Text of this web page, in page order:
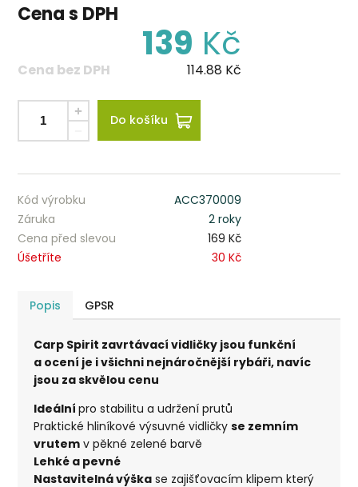
Cena s DPH
139 Kč
Cena bez DPH 114.88 Kč
Do košíku
Kód výrobku
ACC370009
Záruka
2 roky
Cena před slevou
169 Kč
Úšetříte
30 Kč
Popis GPSR
Carp Spirit zavrtávací vidličky jsou funkční
a ocení je i všichni nejnáročnější rybáři, navíc
jsou za skvělou cenu
Ideálnípro stabilitu a udržení prutů
Praktické hliníkové výsuvné vidličkyse zemním
vrutem v pěkné zelené barvě
Lehké a pevné
Nastavitelná výška se zajišťovacím klipem který